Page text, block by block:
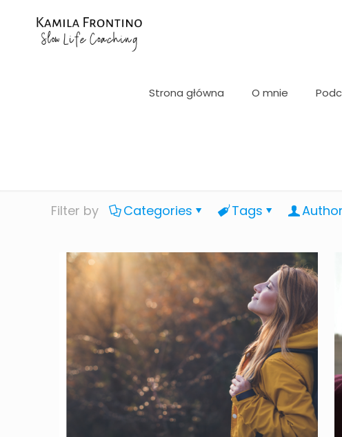
Strona główna O mnie
Filter by Categories Tags